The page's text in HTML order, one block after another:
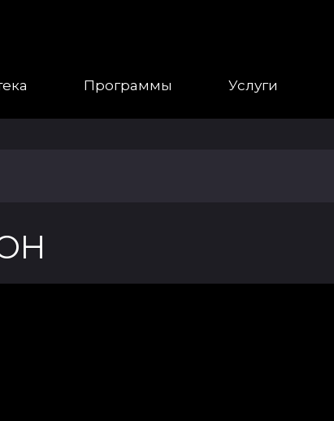
Программы Услуги